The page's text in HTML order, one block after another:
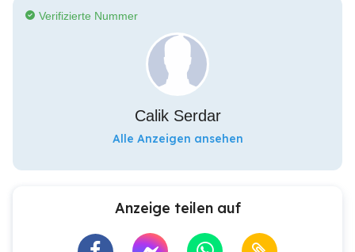
Verifizierte Nummer
Calik Serdar
Alle Anzeigen ansehen
Anzeige teilen auf